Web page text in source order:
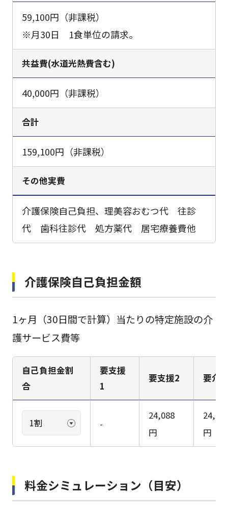
59,100円（非課税）
※月30日 1食単位の請求。
共益費(水道光熱費含む)
40,000円（非課税）
合計
159,100円（非課税）
その他実費
介護保険自己負担、理美容おむつ代 往診
代 歯科往診代 処方薬代 居宅療養費他
介護保険自己負担金額
1ヶ月（30日間で計算）当たりの特定施設の介
護サービス費等
自己負担金割
合
要支援
1
要支援2 要介
-
24,088
円
円
料金シミュレーション（目安）